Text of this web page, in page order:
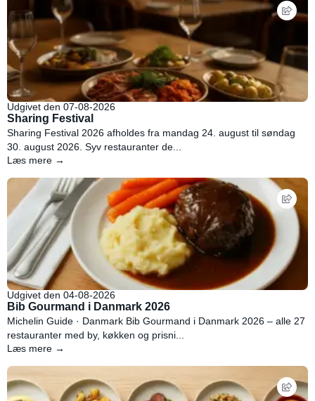
Udgivet den 07-08-2026
Sharing Festival
Sharing Festival 2026 afholdes fra mandag 24. august til søndag
30. august 2026. Syv restauranter de...
Læs mere →
Udgivet den 04-08-2026
Bib Gourmand i Danmark 2026
Michelin Guide · Danmark Bib Gourmand i Danmark 2026 – alle 27
restauranter med by, køkken og prisni...
Læs mere →